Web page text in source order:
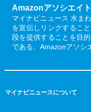
Amazonアソシエイ
マイナビニュース 水ま
を宣伝しリンクするこ
段を提供することを目
である、Amazonアソシ
マイナビニュースについて